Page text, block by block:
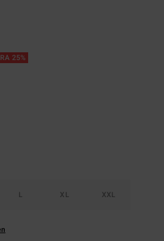
25%
L XL XXL